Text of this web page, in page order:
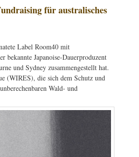
für australisches
Label Room40 mit
bekannte Japanoise-Dauerproduzent
und Sydney zusammengestellt hat.
(WIRES), die sich dem Schutz und
Wald- und